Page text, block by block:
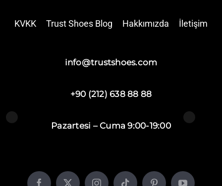
KVKK Trust Shoes Blog Hakkımızda İletişim
info@trustshoes.com
+90 (212) 638 88 88
Pazartesi – Cuma 9:00-19:00